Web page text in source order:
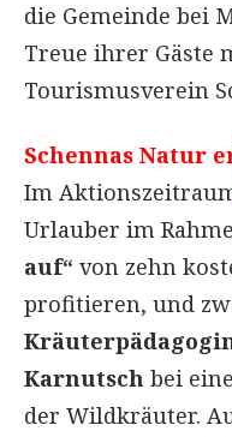
die Gemeinde bei
Treue ihrer Gäste
Tourismusverein
Schennas Natur
Im
Urlauber im
auf“ von zehn
profitieren, und
Karnutsch bei
der Wildkräuter.